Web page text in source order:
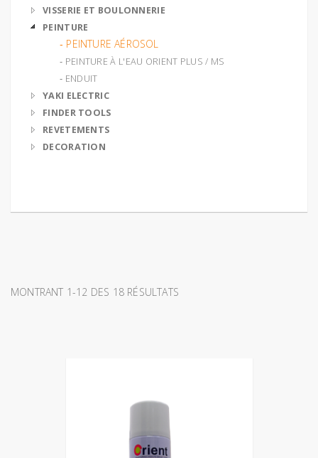
VISSERIE ET BOULONNERIE
PEINTURE
‐ PEINTURE AÉROSOL
‐ PEINTURE À L'EAU ORIENT PLUS / MS
‐ ENDUIT
YAKI ELECTRIC
FINDER TOOLS
REVETEMENTS
DECORATION
MONTRANT 1-12 DES 18 RÉSULTATS